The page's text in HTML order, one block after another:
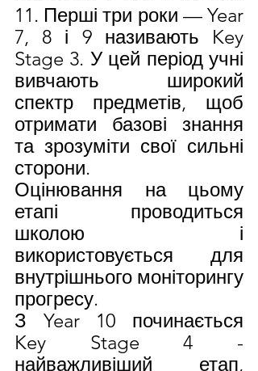
11. Перші три роки — Year
7, 8 і 9 називають Key
Stage 3. У цей період учні
вивчають широкий
спектр предметів, щоб
отримати базові знання
та зрозуміти свої сильні
сторони.
Оцінювання на цьому
етапі проводиться
школою і
використовується для
внутрішнього моніторингу
прогресу.
З Year 10 починається
Key Stage 4 -
найважливіший етап,